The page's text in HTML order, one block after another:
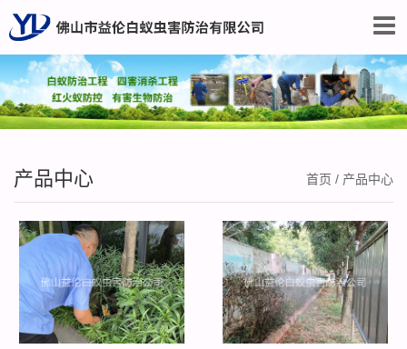
产品中心 首页 / 产品中心